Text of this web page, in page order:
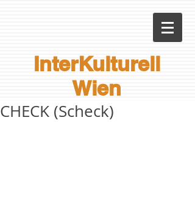
InterKulturell
Wien
CHECK (Scheck)